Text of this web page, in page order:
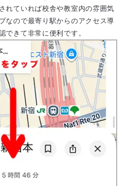
れていれば校舎や教室内の雰囲気
なので最寄り駅からのアクセス導
できて非常に便利です。